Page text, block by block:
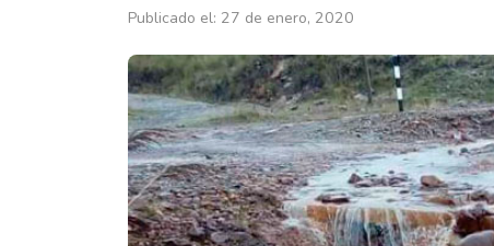
Publicado el: 27 de enero, 2020